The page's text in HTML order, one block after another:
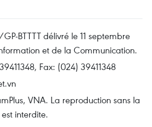
BTTTT délivré le 11 septembre
et de la Communication.
Fax: (024) 39411348
VNA. La reproduction sans la
interdite.